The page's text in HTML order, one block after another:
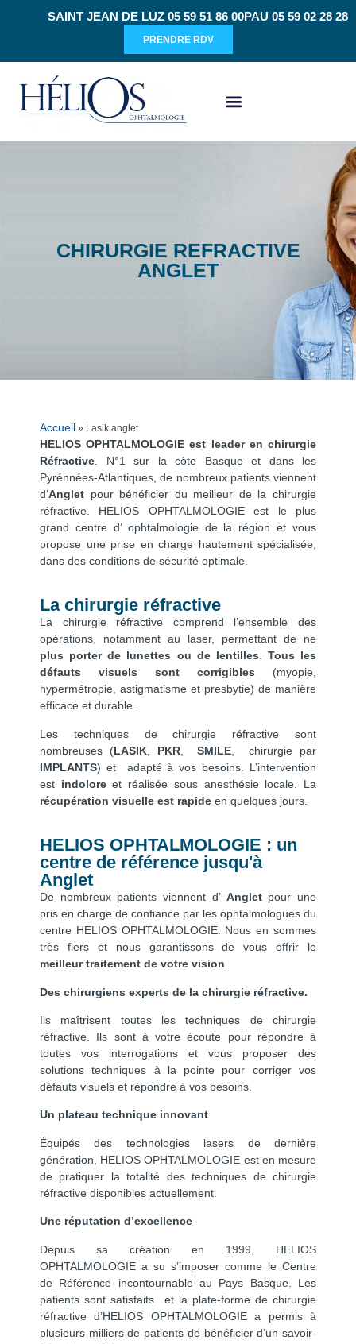
SAINT JEAN DE LUZ 05 59 51 86 00PAU 05 59 02 28 28
PRENDRE RDV
CHIRURGIE REFRACTIVE
ANGLET
Accueil » Lasik anglet
HELIOS OPHTALMOLOGIE est leader en chirurgie
Réfractive . N°1 sur la côte Basque et dans les
Pyrénnées-Atlantiques, de nombreux patients viennent
d’Anglet pour bénéficier du meilleur de la chirurgie
réfractive. HELIOS OPHTALMOLOGIE est le plus
grand centre d’ ophtalmologie de la région et vous
propose une prise en charge hautement spécialisée,
dans des conditions de sécurité optimale.
La chirurgie réfractive
La chirurgie réfractive comprend l’ensemble des
opérations, notamment au laser, permettant de ne
plus porter de lunettes ou de lentilles. Tous les
défauts visuels sont corrigibles (myopie,
hypermétropie, astigmatisme et presbytie) de manière
efficace et durable.
Les techniques de chirurgie réfractive sont
nombreuses (LASIK, PKR,SMILE , chirurgie par
IMPLANTS) et adapté à vos besoins. L’intervention
est indoloreet réalisée sous anesthésie locale. La
récupération visuelle est rapide en quelques jours.
HELIOS OPHTALMOLOGIE : un
centre de référence jusqu'à
Anglet
De nombreux patients viennent d’ Angletpour une
pris en charge de confiance par les ophtalmologues du
centre HELIOS OPHTALMOLOGIE. Nous en sommes
très fiers et nous garantissons de vous offrir le
meilleur traitement de votre vision
Des chirurgiens experts de la chirurgie réfractive.
Ils maîtrisent toutes les techniques de chirurgie
réfractive. Ils sont à votre écoute pour répondre à
toutes vos interrogations et vous proposer des
solutions techniques à la pointe pour corriger vos
défauts visuels et répondre à vos besoins.
Un plateau technique innovant
Équipés des technologies lasers de dernière
génération, HELIOS OPHTALMOLOGIE est en mesure
de pratiquer la totalité des techniques de chirurgie
réfractive disponibles actuellement.
Une réputation d’excellence
Depuis sa création en 1999, HELIOS
OPHTALMOLOGIE a su s’imposer comme le Centre
de Référence incontournable au Pays Basque. Les
patients sont satisfaits et la plate-forme de chirurgie
réfractive d’HELIOS OPHTALMOLOGIE a permis à
plusieurs milliers de patients de bénéficier d’un savoir-